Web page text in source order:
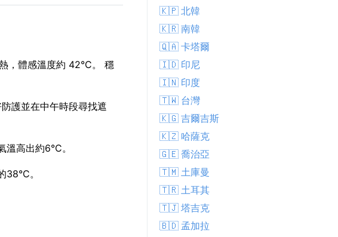
，體感溫度約 42°C。 穩
護並在中午時段尋找遮
高出約6°C。
。
🇰🇵 北韓
🇰🇷 南韓
🇶🇦 卡塔爾
🇮🇩 印尼
🇮🇳 印度
🇹🇼 台灣
🇰🇬 吉爾吉斯
🇰🇿 哈薩克
🇬🇪 喬治亞
🇹🇲 土庫曼
🇹🇷 土耳其
🇹🇯 塔吉克
🇧🇩 孟加拉